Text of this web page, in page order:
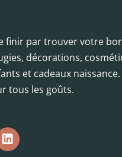
finir par trouver votre
décorations,
et cadeaux naissance.
tous les goûts.